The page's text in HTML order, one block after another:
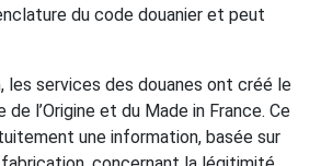
du code douanier et peut
les services des douanes ont créé le
de l’Origine et du Made in France. Ce
une information, basée sur